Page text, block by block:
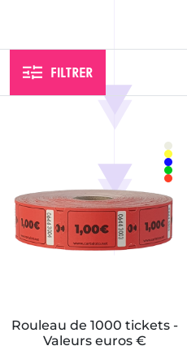
FILTRER
Rouleau de 1000 tickets -
Valeurs euros €